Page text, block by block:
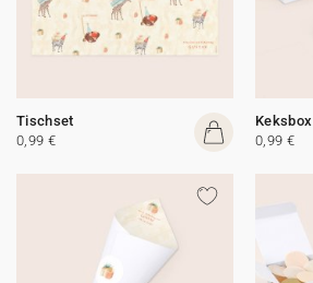
Tischset
0,99 €
Keksbox
0,99 €